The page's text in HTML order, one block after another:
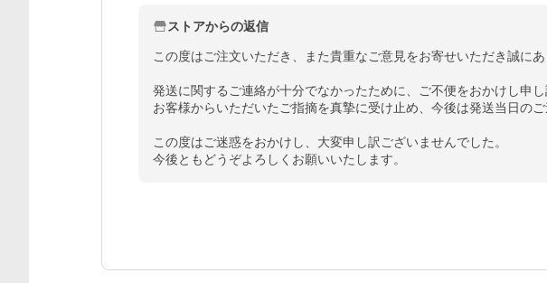
ストアからの返信
この度はご注文いただき、また貴重なご意見をお寄せいただき誠にあ
発送に関するご連絡が十分でなかったために、ご不便をおかけし申し
お客様からいただいたご指摘を真摯に受け止め、今後は発送当日の
この度はご迷惑をおかけし、大変申し訳ございませんでした。
今後ともどうぞよろしくお願いいたします。